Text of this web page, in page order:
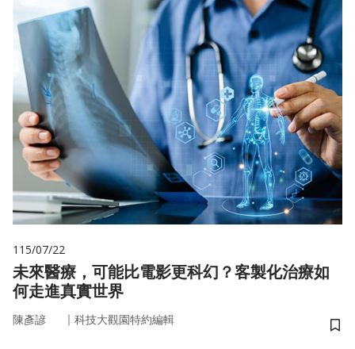
115/07/22
未來醫療，可能比電影更科幻？客製化治療如
何走進真實世界
陳彥諺 ｜ 科技大觀園特約編輯
儲